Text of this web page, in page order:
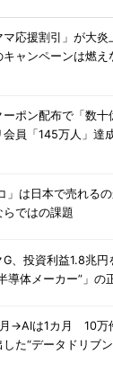
マ応援割引」が大
キャンペーンは燃
ポン配布で「数十
員「145万人」達
」は日本で売れる
らではの課題
G、投資利益1.8兆
導体メーカー”」の
→AIは1カ月 10万
した“データドリブ